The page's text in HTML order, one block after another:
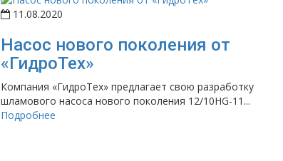
11.08.2020
Насос нового поколения от
«ГидроТех»
Компания «ГидроТех» предлагает свою разработку
шламового насоса нового поколения 12/10HG-11...
Подробнее